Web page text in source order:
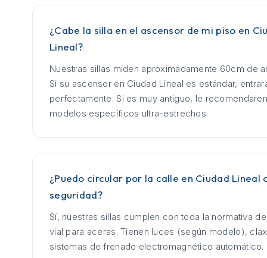
¿Cabe la silla en el ascensor de mi piso en
Lineal?
Nuestras sillas miden aproximadamente 60cm de
Si su ascensor en Ciudad Lineal es estándar,
perfectamente. Si es muy antiguo, le
modelos específicos ultra-estrechos.
¿Puedo circular por la calle en Ciudad Lineal
seguridad?
Sí, nuestras sillas cumplen con toda la normativa
vial para aceras. Tienen luces (según modelo),
sistemas de frenado electromagnético automático.